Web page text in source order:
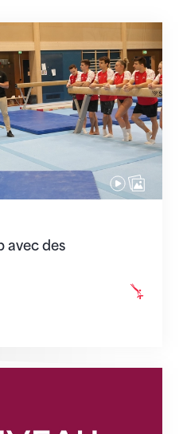
avec des
des objectifs clairs
dès le 1er août